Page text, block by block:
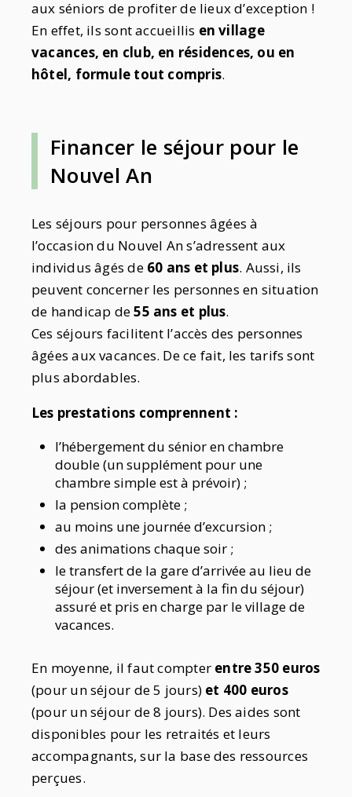
aux séniors de profiter de lieux d’exception !
En effet, ils sont accueillis en village
vacances, en club, en résidences, ou en
hôtel, formule tout compris.
Financer le séjour pour le
Nouvel An
Les séjours pour personnes âgées à
l’occasion du Nouvel An s’adressent aux
individus âgés de 60 ans et plus. Aussi, ils
peuvent concerner les personnes en situation
de handicap de55 ans et plus.
Ces séjours facilitent l’accès des personnes
âgées aux vacances. De ce fait, les tarifs sont
plus abordables.
Les prestations comprennent :
l’hébergement du sénior en chambre
double (un supplément pour une
chambre simple est à prévoir) ;
la pension complète ;
au moins une journée d’excursion ;
des animations chaque soir ;
le transfert de la gare d’arrivée au lieu de
séjour (et inversement à la fin du séjour)
assuré et pris en charge par le village de
vacances.
En moyenne, il faut compter entre 350 euros
(pour un séjour de 5 jours) et 400 euros
(pour un séjour de 8 jours). Des aides sont
disponibles pour les retraités et leurs
accompagnants, sur la base des ressources
perçues.